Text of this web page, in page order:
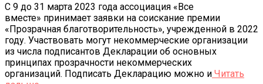
С 9 до 31 марта 2023 года ассоциация «Все
вместе» принимает заявки на соискание премии
«Прозрачная благотворительность», учрежденной в 2022
году. Участвовать могут некоммерческие организации
из числа подписантов Декларации об основных
принципах прозрачности некоммерческих
организаций. Подписать Декларацию можно и Читать